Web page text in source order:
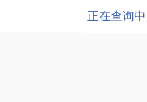
正在查询中